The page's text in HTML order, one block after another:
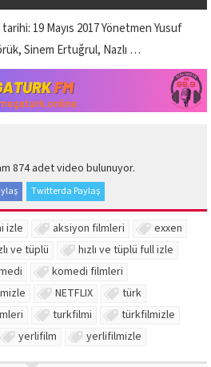
19 Mayıs 2017 Yönetmen Yusuf
Sinem Ertuğrul, Nazlı …
874 adet video bulunuyor.
Twitterda Paylaş
izle aksiyon filmleri
exxen
ve tüplü
hızlı ve tüplü full izle
komedi filmleri
NETFLIX
türk
turkfilmi
türkfilmizle
yerlifilm yerlifilmizle